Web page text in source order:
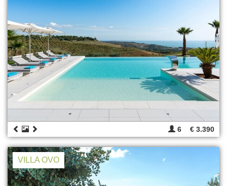
6 € 3.390
VILLA OVO